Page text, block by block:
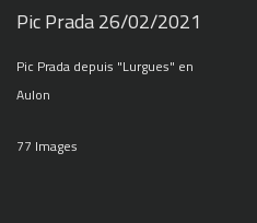
Pic Prada 26/02/2021
Pic Prada depuis "Lurgues" en
Aulon
77 Images